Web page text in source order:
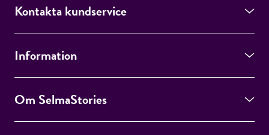
Kontakta kundservice
Information
Om SelmaStories